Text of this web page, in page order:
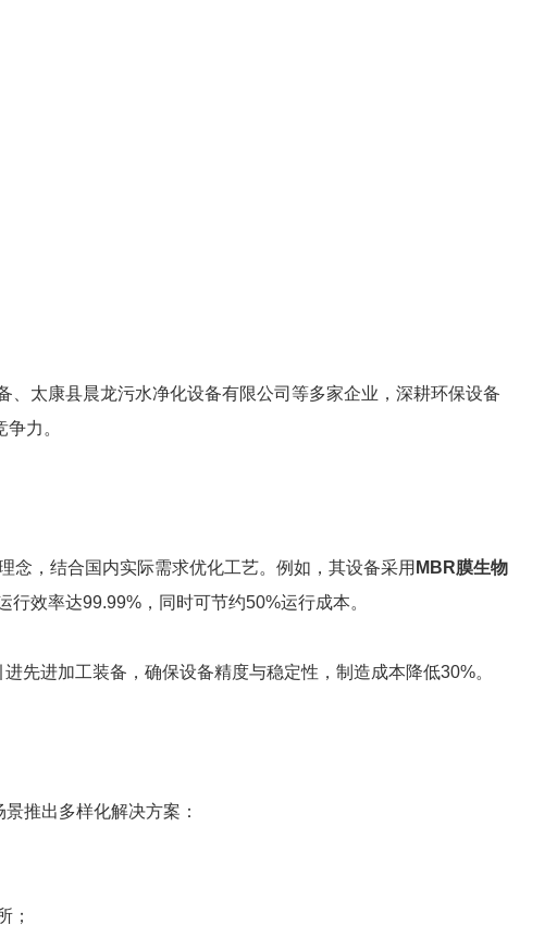
太康县晨龙污水净化设备有限公司等多家企业，深耕环保设备
力。
念，结合国内实际需求优化工艺。例如，其设备采用 MBR膜生物
效率达99.99%，同时可节约50%运行成本。
先进加工装备，确保设备精度与稳定性，制造成本降低30%。
推出多样化解决方案：
；